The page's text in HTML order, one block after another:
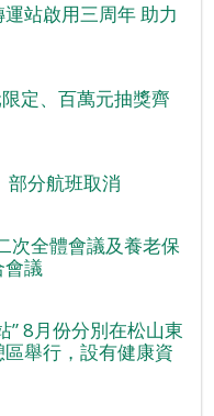
站啟用三周年 助力
定、百萬元抽獎齊
部分航班取消
次全體會議及養老保
會議
” 8月份分別在松山東
舉行，設有健康資